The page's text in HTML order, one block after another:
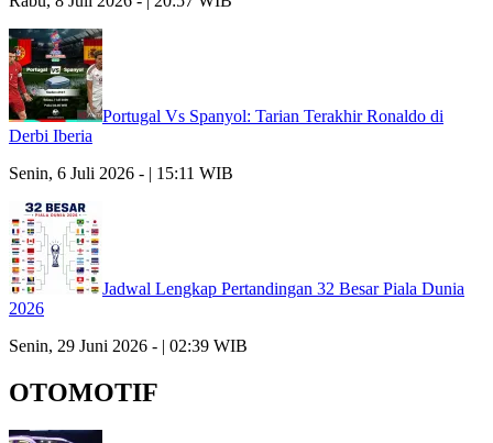
Portugal Vs Spanyol: Tarian Terakhir Ronaldo di
Derbi Iberia
Senin, 6 Juli 2026 - | 15:11 WIB
Jadwal Lengkap Pertandingan 32 Besar Piala Dunia
2026
Senin, 29 Juni 2026 - | 02:39 WIB
OTOMOTIF